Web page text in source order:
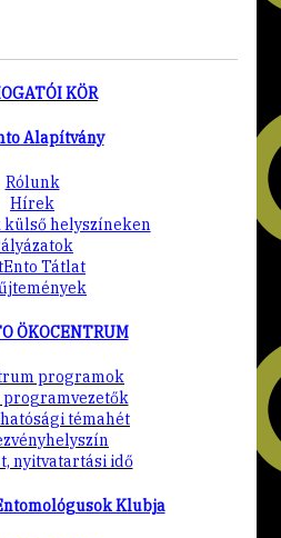
KÖR
Alapítvány
Rólunk
Hírek
helyszíneken
Tátlat
ÖKOCENTRUM
programok
programvezetők
témahét
nyitvatartási idő
Klubja